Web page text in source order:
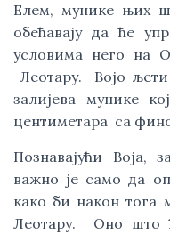
Елем, мунике њих
обећавају да ће
условима него на
Леотару. Војо
залијева мунике
центиметара са
Познавајући Воја,
важно је само да
како би након тога
Леотару. Оно што